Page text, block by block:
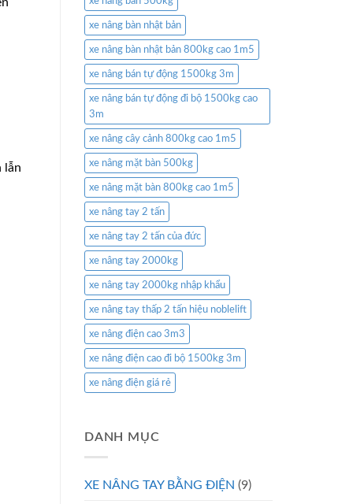
lẫn
xe nâng bàn nhật bản
xe nâng bàn nhật bản 800kg cao 1m5
xe nâng bán tự động 1500kg 3m
xe nâng bán tự động đi bộ 1500kg cao
3m
xe nâng cây cảnh 800kg cao 1m5
xe nâng mặt bàn 500kg
xe nâng mặt bàn 800kg cao 1m5
xe nâng tay 2 tấn
xe nâng tay 2 tấn của đức
xe nâng tay 2000kg
xe nâng tay 2000kg nhập khẩu
xe nâng tay thấp 2 tấn hiệu noblelift
xe nâng điện cao 3m3
xe nâng điện cao đi bộ 1500kg 3m
xe nâng điện giá rẻ
DANH MỤC
XE NÂNG TAY BẰNG ĐIỆN (9)